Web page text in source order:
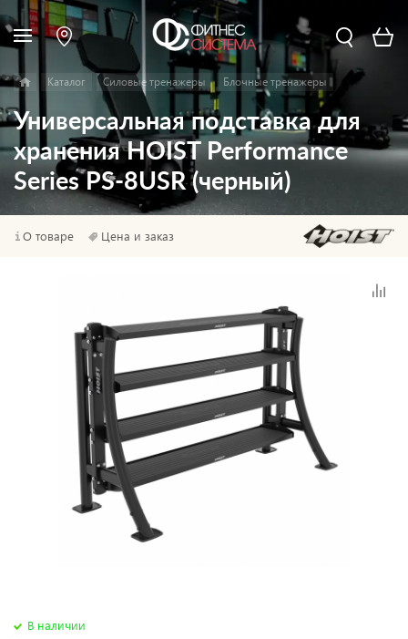
Каталог Силовые тренажеры Блочные тренажеры
Универсальная подставка для
хранения HOIST Performance
Series PS-8USR (черный)
О товаре Цена и заказ
В наличии